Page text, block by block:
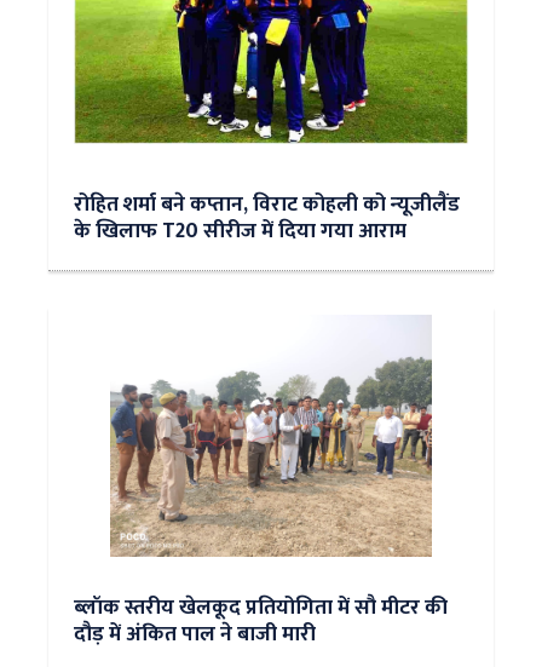
रोहित शर्मा बने कप्तान, विराट कोहली को न्‍यूजीलैंड
के ख‍िलाफ T20 सीरीज में दिया गया आराम
ब्लॉक स्तरीय खेलकूद प्रतियोगिता में सौ मीटर की
दौड़ में अंकित पाल ने बाजी मारी